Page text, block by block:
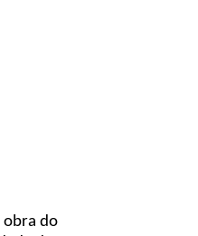
obra do